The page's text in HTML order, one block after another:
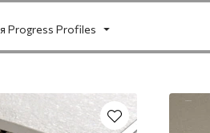
Progress Profiles